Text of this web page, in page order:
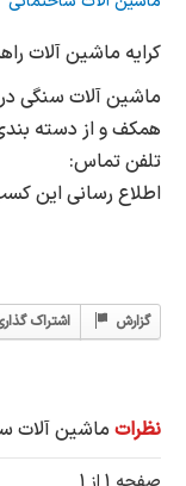
کرایه ماشین آلات
ماشین آلات سنگی
همکف و از دسته
تلفن تماس:
اطلاع رسانی این
اشتراک گزارش
نظرات ماشین آلات